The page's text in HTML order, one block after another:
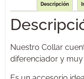
Descripción
Nuestro Collar
diferenciador y